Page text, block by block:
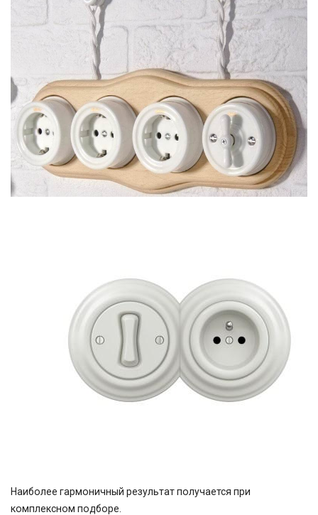
Наиболее гармоничный результат получается при
комплексном подборе.